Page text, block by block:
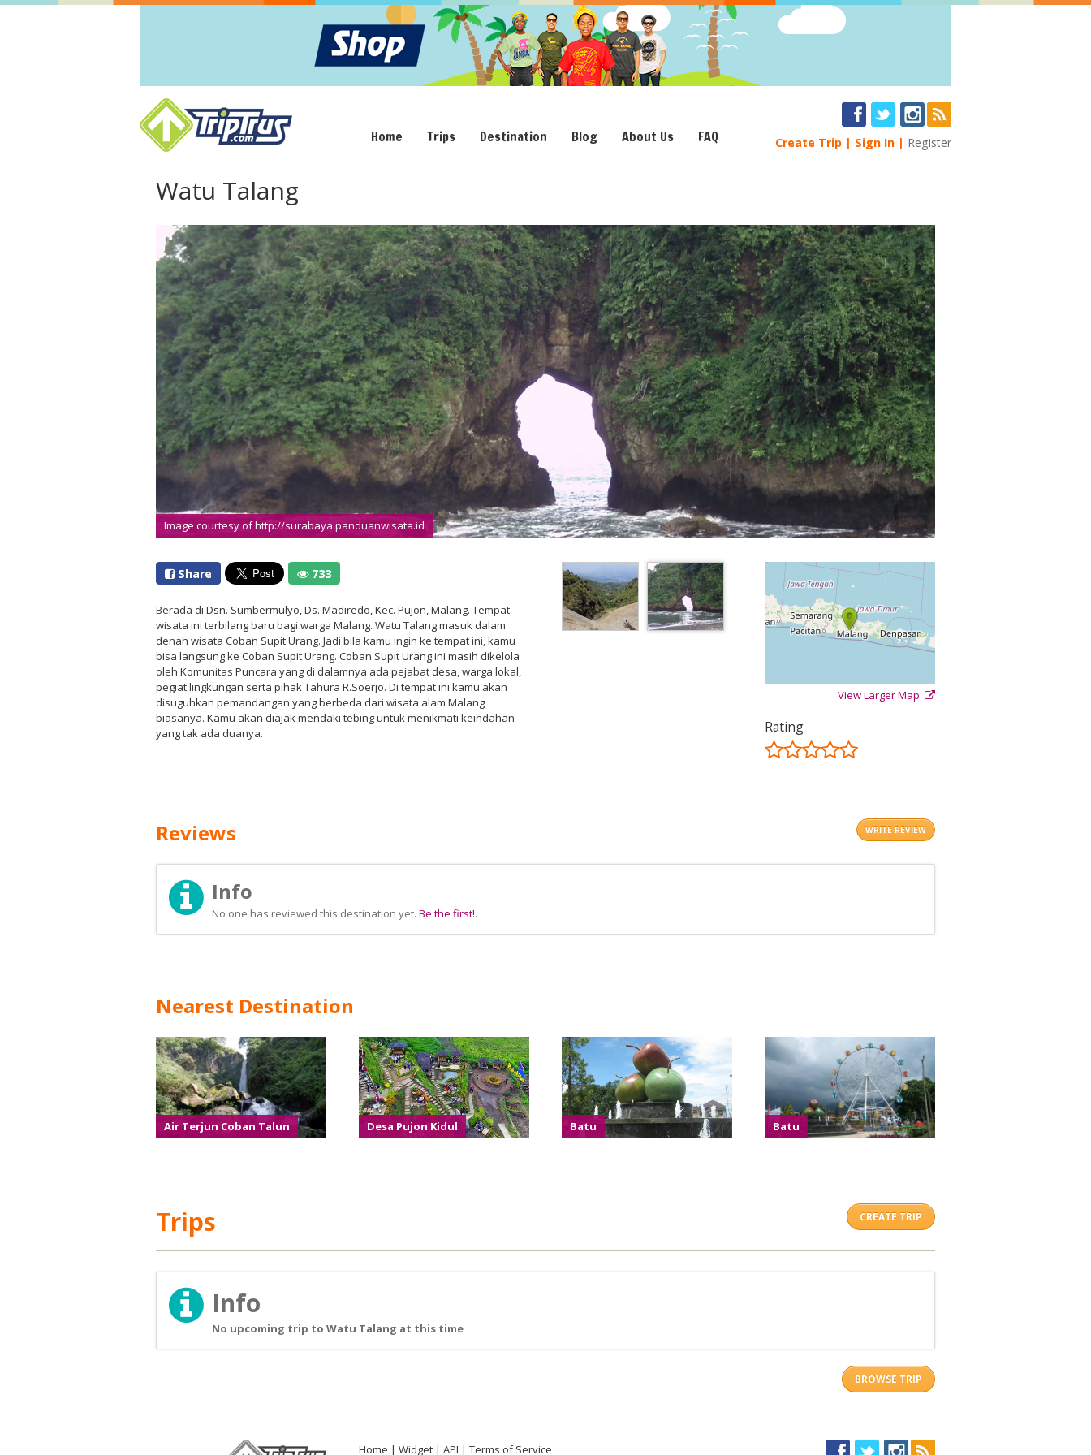
Home Trips Destination Blog About Us FAQ Create Trip Sign In Register
Watu Talang
Image courtesy of http://surabaya.panduanwisata.id
Share 733
Berada di Dsn. Sumbermulyo, Ds. Madiredo, Kec. Pujon, Malang. Tempat
wisata ini terbilang baru bagi warga Malang. Watu Talang masuk dalam
denah wisata Coban Supit Urang. Jadi bila kamu ingin ke tempat ini, kamu
bisa langsung ke Coban Supit Urang. Coban Supit Urang ini masih dikelola
oleh Komunitas Puncara yang di dalamnya ada pejabat desa, warga lokal,
pegiat lingkungan serta pihak Tahura R.Soerjo. Di tempat ini kamu akan
disuguhkan pemandangan yang berbeda dari wisata alam Malang
biasanya. Kamu akan diajak mendaki tebing untuk menikmati keindahan
yang tak ada duanya.
View Larger Map
Rating
WRITE REVIEW
Reviews
Info
No one has reviewed this destination yet. Be the first!.
Nearest Destination
Air Terjun Coban Talun Desa Pujon Kidul Batu Batu
Trips CREATE TRIP
Info
No upcoming trip to Watu Talang at this time
BROWSE TRIP
Home Widget API Terms of Service